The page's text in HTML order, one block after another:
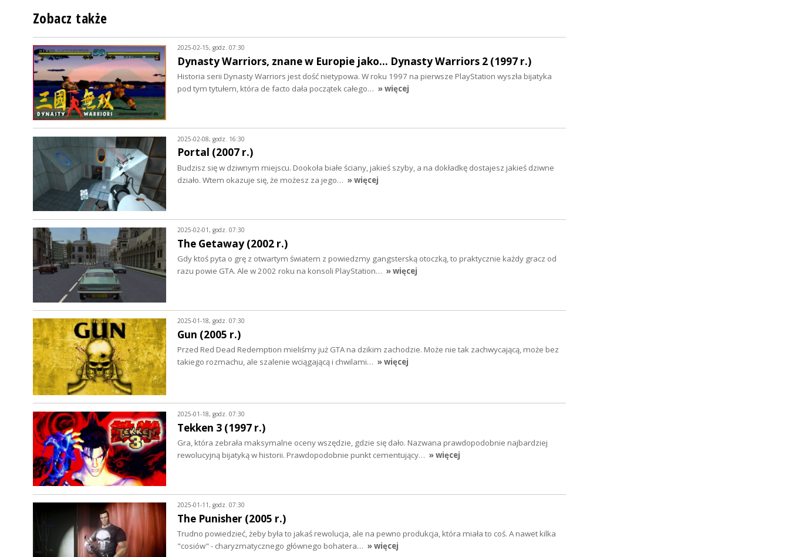
Zobacz także
2025-02-15, godz. 07:30
Dynasty Warriors, znane w Europie jako... Dynasty Warriors 2 (1997 r.)
Historia serii Dynasty Warriors jest dość nietypowa. W roku 1997 na pierwsze PlayStation wyszła bijatyka
pod tym tytułem, która de facto dała początek całego… » więcej
2025-02-08, godz. 16:30
Portal (2007 r.)
Budzisz się w dziwnym miejscu. Dookoła białe ściany, jakieś szyby, a na dokładkę dostajesz jakieś dziwne
działo. Wtem okazuje się, że możesz za jego… » więcej
2025-02-01, godz. 07:30
The Getaway (2002 r.)
Gdy ktoś pyta o grę z otwartym światem z powiedzmy gangsterską otoczką, to praktycznie każdy gracz od
razu powie GTA. Ale w 2002 roku na konsoli PlayStation… » więcej
2025-01-18, godz. 07:30
Gun (2005 r.)
Przed Red Dead Redemption mieliśmy już GTA na dzikim zachodzie. Może nie tak zachwycającą, może bez
takiego rozmachu, ale szalenie wciągającą i chwilami… » więcej
2025-01-18, godz. 07:30
Tekken 3 (1997 r.)
Gra, która zebrała maksymalne oceny wszędzie, gdzie się dało. Nazwana prawdopodobnie najbardziej
rewolucyjną bijatyką w historii. Prawdopodobnie punkt cementujący… » więcej
2025-01-11, godz. 07:30
The Punisher (2005 r.)
Trudno powiedzieć, żeby była to jakaś rewolucja, ale na pewno produkcja, która miała to coś. A nawet kilka
"cosiów" - charyzmatycznego głównego bohatera… » więcej